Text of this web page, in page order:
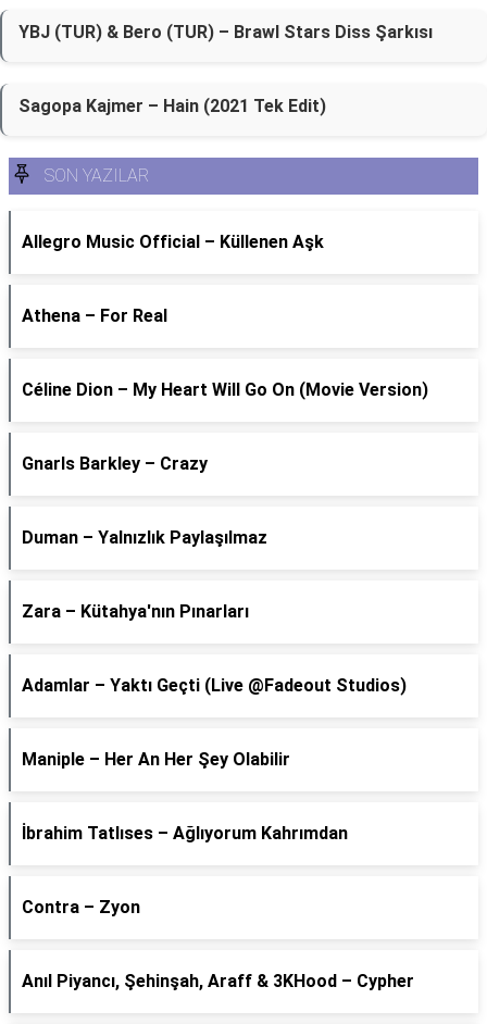
YBJ (TUR) & Bero (TUR) – Brawl Stars Diss Şarkısı
Sagopa Kajmer – Hain (2021 Tek Edit)
SON YAZILAR
Allegro Music Official – Küllenen Aşk
Athena – For Real
Céline Dion – My Heart Will Go On (Movie Version)
Gnarls Barkley – Crazy
Duman – Yalnızlık Paylaşılmaz
Zara – Kütahya'nın Pınarları
Adamlar – Yaktı Geçti (Live @Fadeout Studios)
Maniple – Her An Her Şey Olabilir
İbrahim Tatlıses – Ağlıyorum Kahrımdan
Contra – Zyon
Anıl Piyancı, Şehinşah, Araff & 3KHood – Cypher